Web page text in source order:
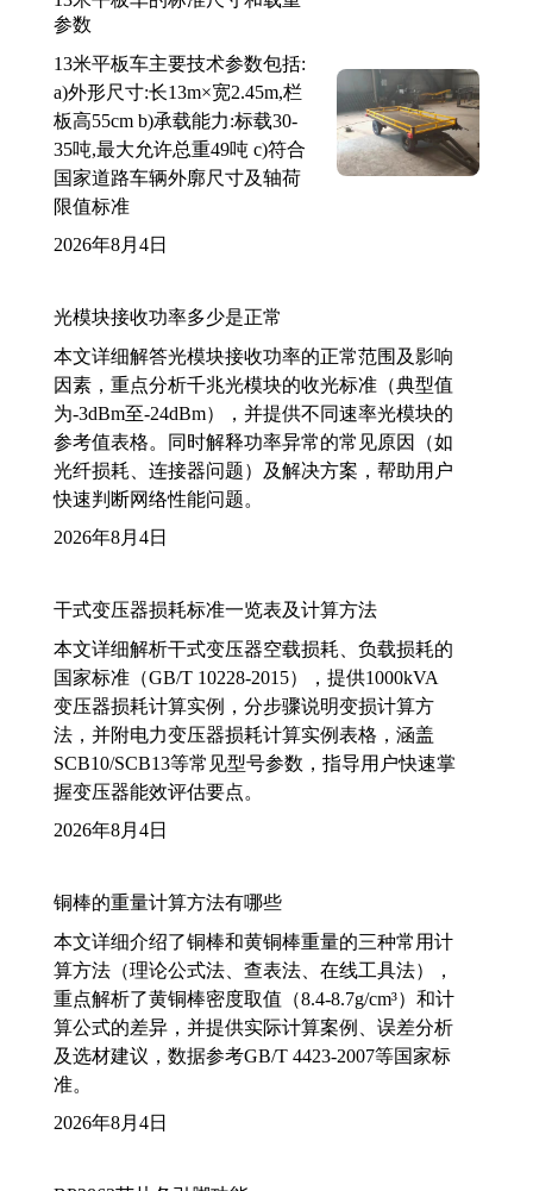
参数
13米平板车主要技术参数包括:
a)外形尺寸:长13m×宽2.45m,栏
板高55cm b)承载能力:标载30-
35吨,最大允许总重49吨 c)符合
国家道路车辆外廓尺寸及轴荷
限值标准
2026年8月4日
光模块接收功率多少是正常
本文详细解答光模块接收功率的正常范围及影响
因素，重点分析千兆光模块的收光标准（典型值
为-3dBm至-24dBm），并提供不同速率光模块的
参考值表格。同时解释功率异常的常见原因（如
光纤损耗、连接器问题）及解决方案，帮助用户
快速判断网络性能问题。
2026年8月4日
干式变压器损耗标准一览表及计算方法
本文详细解析干式变压器空载损耗、负载损耗的
国家标准（GB/T 10228-2015），提供1000kVA
变压器损耗计算实例，分步骤说明变损计算方
法，并附电力变压器损耗计算实例表格，涵盖
SCB10/SCB13等常见型号参数，指导用户快速掌
握变压器能效评估要点。
2026年8月4日
铜棒的重量计算方法有哪些
本文详细介绍了铜棒和黄铜棒重量的三种常用计
算方法（理论公式法、查表法、在线工具法），
重点解析了黄铜棒密度取值（8.4-8.7g/cm³）和计
算公式的差异，并提供实际计算案例、误差分析
及选材建议，数据参考GB/T 4423-2007等国家标
准。
2026年8月4日